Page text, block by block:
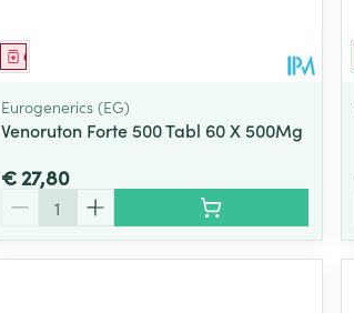
Geneesmiddel
Eurogenerics (EG)
Venoruton Forte 500 Tabl 60 X 500Mg
€ 27,80